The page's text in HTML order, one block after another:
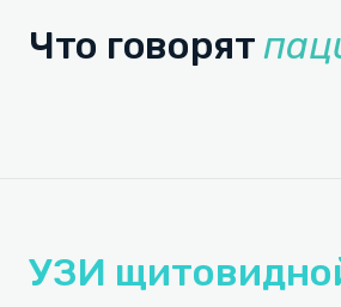
Что говорят
УЗИ